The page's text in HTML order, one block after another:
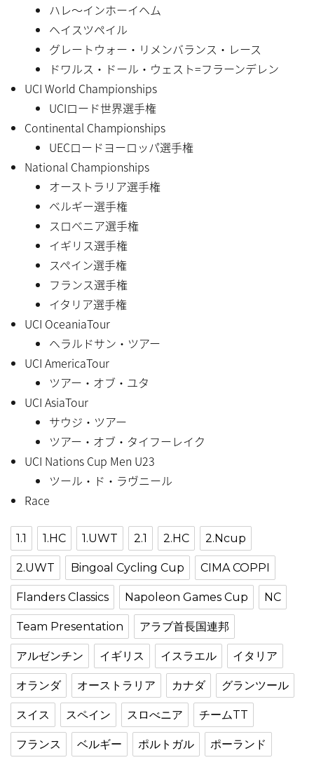
ハレ〜インホーイヘム
ヘイスツペイル
グレートウォー・リメンバランス・レース
ドワルス・ドール・ウェスト=フラーンデレン
UCI World Championships
UCIロード世界選手権
Continental Championships
UECロードヨーロッパ選手権
National Championships
オーストラリア選手権
ベルギー選手権
スロベニア選手権
イギリス選手権
スペイン選手権
フランス選手権
イタリア選手権
UCI OceaniaTour
ヘラルドサン・ツアー
UCI AmericaTour
ツアー・オブ・ユタ
UCI AsiaTour
サウジ・ツアー
ツアー・オブ・タイフーレイク
UCI Nations Cup Men U23
ツール・ド・ラヴニール
Race
1.1 1.HC 1.UWT 2.1 2.HC 2.Ncup
2.UWT Bingoal Cycling Cup CIMA COPPI
Flanders Classics Napoleon Games Cup NC
Team Presentation アラブ首長国連邦
アルゼンチン イギリス イスラエル イタリア
オランダ オーストラリア カナダ グランツール
スイス スペイン スロべニア チームTT
フランス ベルギー ポルトガル ポーランド